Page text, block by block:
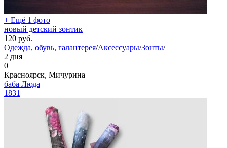
+ Ещё 1 фото
новый детский зонтик
120 руб.
Одежда, обувь, галантерея/Аксессуары/Зонты/
2 дня
0
Красноярск, Мичурина
баба Люда
1831